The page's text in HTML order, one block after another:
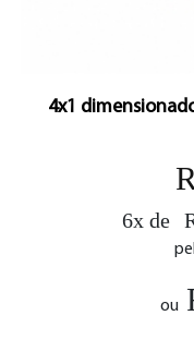
4x1
6x de
ou